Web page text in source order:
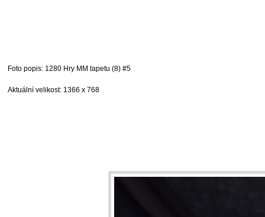
Foto popis: 1280 Hry MM tapetu (8) #5
Aktuální velikost: 1366 x 768